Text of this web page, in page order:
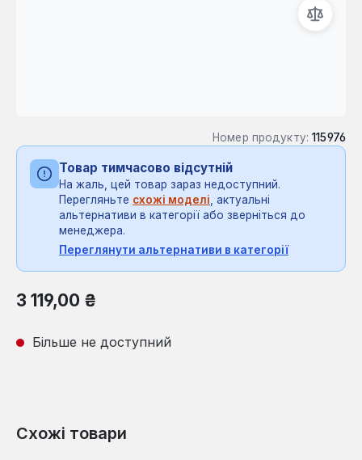
Номер продукту: 115976
Товар тимчасово відсутній
На жаль, цей товар зараз недоступний.
Перегляньте схожі моделі, актуальні
альтернативи в категорії або зверніться до
менеджера.
Переглянути альтернативи в категорії
Звичайна ціна:
3 119,00 ₴
Більше не доступний
Схожі товари